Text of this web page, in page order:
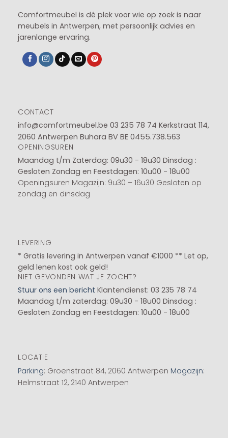
Comfortmeubel is dé plek voor wie op zoek is naar
meubels in Antwerpen, met persoonlijk advies en
jarenlange ervaring.
CONTACT
info@comfortmeubel.be 03 235 78 74 Kerkstraat 114,
2060 Antwerpen Buhara BV BE 0455.738.563
OPENINGSUREN
Maandag t/m Zaterdag: 09u30 - 18u30 Dinsdag :
Gesloten Zondag en Feestdagen: 10u00 - 18u00
Openingsuren Magazijn: 9u30 – 16u30 Gesloten op
zondag en dinsdag
LEVERING
* Gratis levering in Antwerpen vanaf €1000 ** Let op,
geld lenen kost ook geld!
NIET GEVONDEN WAT JE ZOCHT?
Stuur ons een bericht Klantendienst: 03 235 78 74
Maandag t/m zaterdag: 09u30 - 18u00 Dinsdag :
Gesloten Zondag en Feestdagen: 10u00 - 18u00
LOCATIE
Parking: Groenstraat 84, 2060 Antwerpen Magazijn:
Helmstraat 12, 2140 Antwerpen